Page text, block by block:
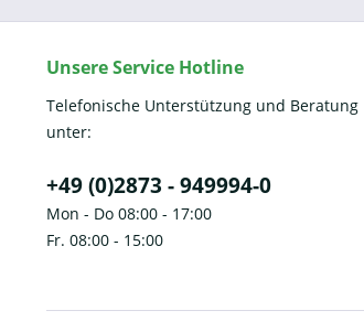
Unsere Service Hotline
Telefonische Unterstützung und Beratung
unter:
+49 (0)2873 - 949994-0
Mon - Do 08:00 - 17:00
Fr. 08:00 - 15:00